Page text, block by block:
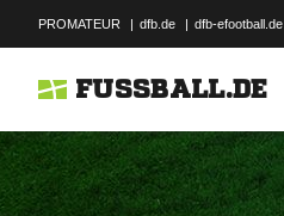
PROMATEUR | dfb.de | dfb-efootball.de
FUSSBALL.DE